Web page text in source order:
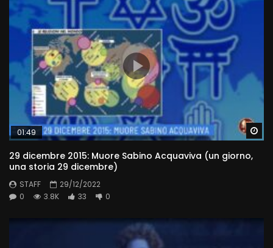
01:49
29 dicembre 2015: Muore Sabino Acquaviva (un giorno,
una storia 29 dicembre)
STAFF
29/12/2022
0
3.8K 33 0